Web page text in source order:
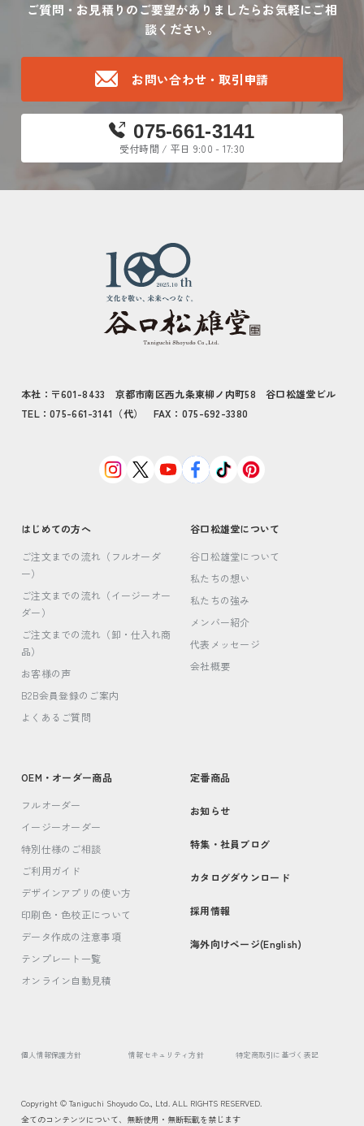
ご質問・お見積りのご要望がありましたらお気軽にご相
談ください。
お問い合わせ・取引申請
075-661-3141
受付時間 / 平日 9:00 - 17:30
本社：〒601-8433 京都市南区西九条東柳ノ内町58 谷口松雄堂ビル
TEL：075-661-3141（代） FAX：075-692-3380
はじめての方へ
ご注文までの流れ（フルオーダ
ー）
ご注文までの流れ（イージーオー
ダー）
ご注文までの流れ（卸・仕入れ商
品）
お客様の声
B2B会員登録のご案内
よくあるご質問
谷口松雄堂について
谷口松雄堂について
私たちの想い
私たちの強み
メンバー紹介
代表メッセージ
会社概要
OEM・オーダー商品
フルオーダー
イージーオーダー
特別仕様のご相談
ご利用ガイド
デザインアプリの使い方
印刷色・色校正について
データ作成の注意事項
テンプレート一覧
オンライン自動見積
定番商品
お知らせ
特集・社員ブログ
カタログダウンロード
採用情報
海外向けページ(English)
個人情報保護方針 情報セキュリティ方針 特定商取引に基づく表記
Copyright © Taniguchi Shoyudo Co., Ltd. ALL RIGHTS RESERVED.
全てのコンテンツについて、無断使用・無断転載を禁じます